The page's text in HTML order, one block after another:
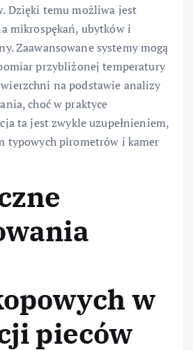
Dzięki temu możliwa jest
mikrospękań, ubytków i
Zaawansowane systemy mogą
przybliżonej temperatury
na podstawie analizy
choć w praktyce
ta jest zwykle uzupełnieniem,
typowych pirometrów i kamer
w
pieców